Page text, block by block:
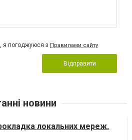
я погоджуюся з Правилами сайту
Відправити
новини
локальних мереж.